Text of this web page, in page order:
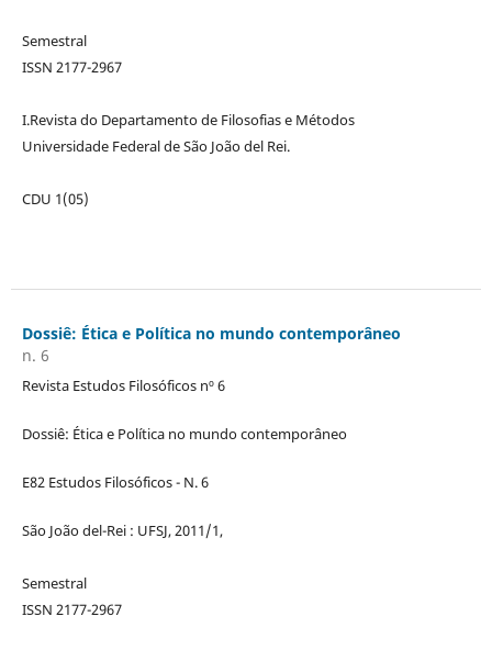
Semestral
ISSN 2177-2967
I.Revista do Departamento de Filosofias e Métodos
Universidade Federal de São João del Rei.
CDU 1(05)
Dossiê: Ética e Política no mundo contemporâneo
n. 6
Revista Estudos Filosóficos nº 6
Dossiê: Ética e Política no mundo contemporâneo
E82 Estudos Filosóficos - N. 6
São João del-Rei : UFSJ, 2011/1,
Semestral
ISSN 2177-2967